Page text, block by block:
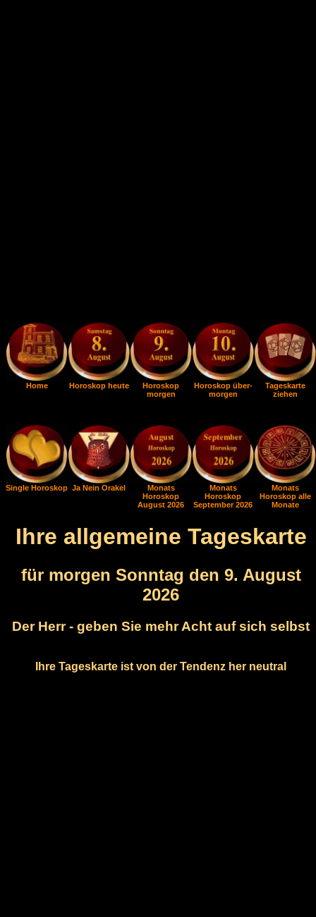
Home Horoskop heute
Horoskop
morgen
Horoskop über-
morgen
Tageskarte
ziehen
Single Horoskop Ja Nein Orakel
Monats
Horoskop
August 2026
Monats
Horoskop
September 2026
Monats
Horoskop alle
Monate
Ihre allgemeine Tageskarte
für morgen Sonntag den 9. August
2026
Der Herr - geben Sie mehr Acht auf sich selbst
Ihre Tageskarte ist von der Tendenz her neutral